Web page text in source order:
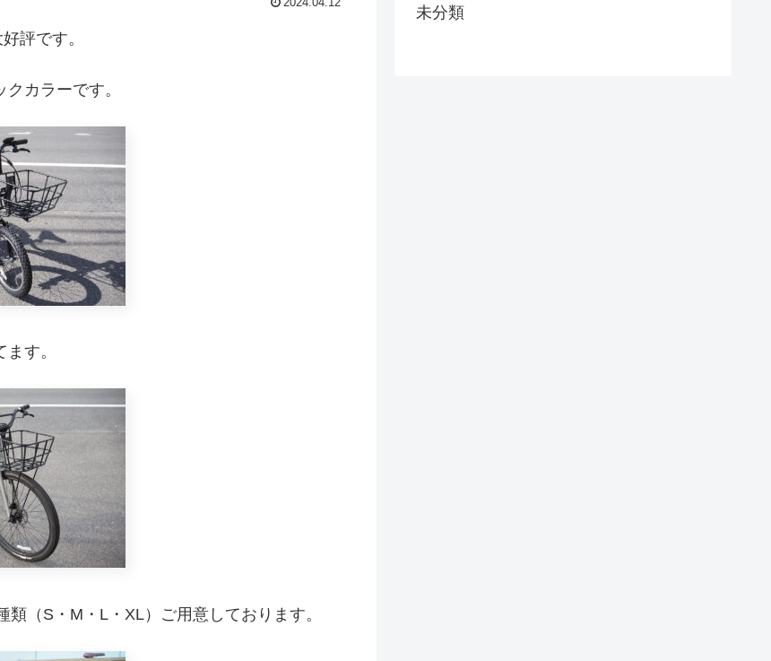
評です。
カラーです。
す。
（S・M・L・XL）ご用意しております。
未分類